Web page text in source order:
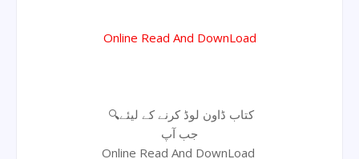
Online Read And DownLoad
🔍کتاب ڈاون لوڈ کرنے کے لیئے
جب آپ
Online Read And DownLoad